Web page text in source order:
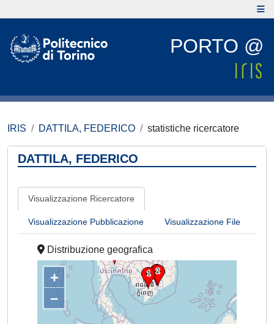
PORTO @
IRIS DATTILA, FEDERICO statistiche ricercatore
DATTILA, FEDERICO
Visualizzazione Ricercatore
Visualizzazione Pubblicazione Visualizzazione File
Distribuzione geografica
+
–